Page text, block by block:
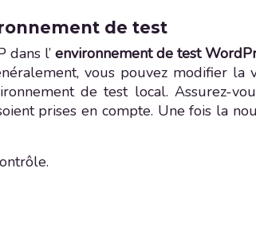
de test
dans l’ environnement de test
vous pouvez modifier
de test local. Assurez-
prises en compte. Une fois la